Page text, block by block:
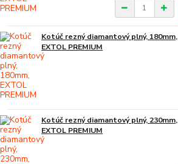
Kotúč rezný diamantový plný, 180mm,
EXTOL PREMIUM
Kotúč rezný diamantový plný, 230mm,
EXTOL PREMIUM